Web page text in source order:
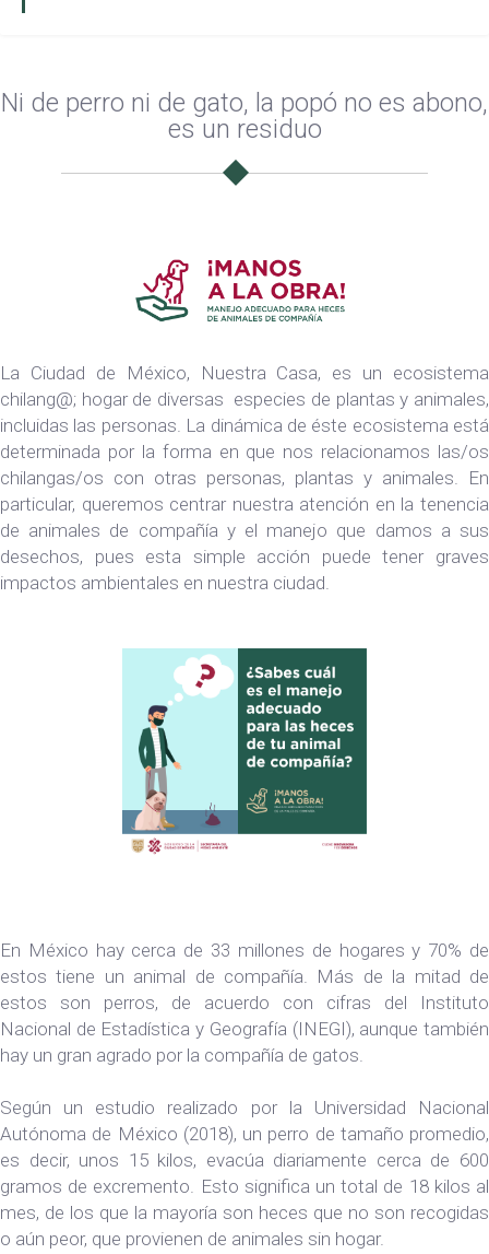
Ni de perro ni de gato, la popó no es abono,
es un residuo
La Ciudad de México, Nuestra Casa, es un ecosistema
chilang@; hogar de diversas especies de plantas y animales,
incluidas las personas. La dinámica de éste ecosistema está
determinada por la forma en que nos relacionamos las/os
chilangas/os con otras personas, plantas y animales. En
particular, queremos centrar nuestra atención en la tenencia
de animales de compañía y el manejo que damos a sus
desechos, pues esta simple acción puede tener graves
impactos ambientales en nuestra ciudad.
En México hay cerca de 33 millones de hogares y 70% de
estos tiene un animal de compañía. Más de la mitad de
estos son perros, de acuerdo con cifras del Instituto
Nacional de Estadística y Geografía (INEGI), aunque también
hay un gran agrado por la compañía de gatos.
Según un estudio realizado por la Universidad Nacional
Autónoma de México (2018), un perro de tamaño promedio,
es decir, unos 15 kilos, evacúa diariamente cerca de 600
gramos de excremento. Esto significa un total de 18 kilos al
mes, de los que la mayoría son heces que no son recogidas
o aún peor, que provienen de animales sin hogar.